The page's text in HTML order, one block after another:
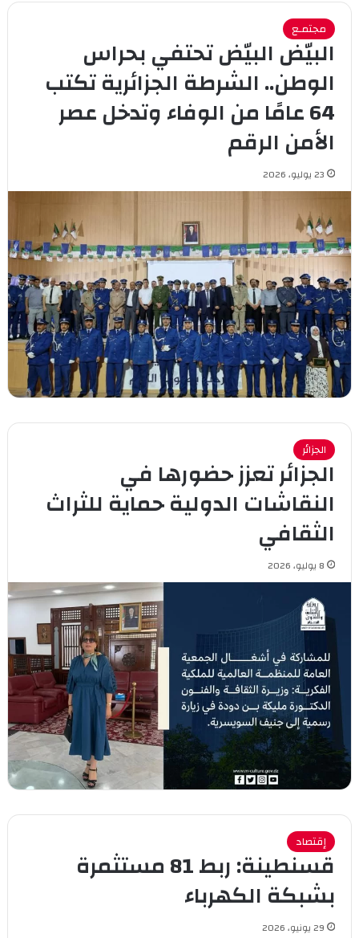
مجتمـع
البيّض البيّض تحتفي بحراس
الوطن.. الشرطة الجزائرية تكتب
64 عامًا من الوفاء وتدخل عصر
الأمن الرقم
23 يوليو، 2026
الجزائر
الجزائر تعزز حضورها في
النقاشات الدولية حماية للثراث
الثقافي
8 يوليو، 2026
إقتصاد
قسنطينة: ربط 81 مستثمرة
بشبكة الكهرباء
29 يونيو، 2026